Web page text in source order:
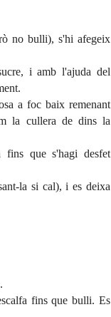
no bulli), s'hi afegeix
i amb l'ajuda del
a foc baix remenant
la cullera de dins la
que s'hagi desfet
la si cal), i es deixa
fins que bulli. Es